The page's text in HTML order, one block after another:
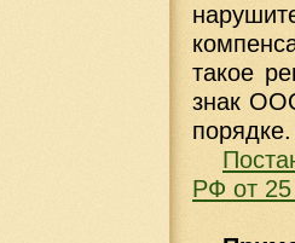
такое
знак
порядке.
РФ от 25